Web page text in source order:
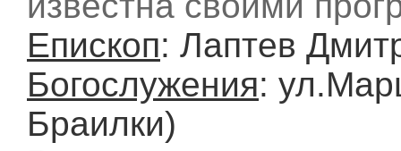
Епископ: Лаптев
Богослужения:
Браилки)